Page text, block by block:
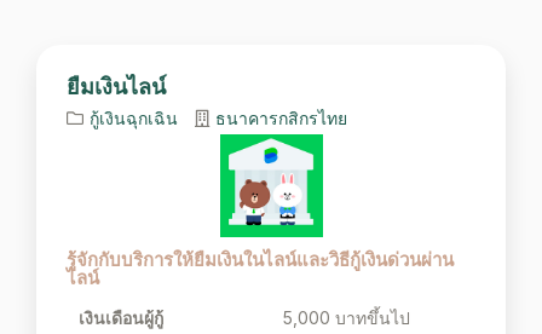
ยืมเงินไลน์
กู้เงินฉุกเฉิน ธนาคารกสิกรไทย
รู้จักกับบริการให้ยืมเงินในไลน์และวิธีกู้เงินด่วนผ่าน
ไลน์
เงินเดือนผู้กู้ 5,000 บาทขึ้นไป